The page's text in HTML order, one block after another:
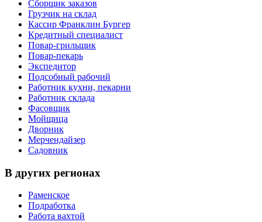
Сборщик заказов
Грузчик на склад
Кассир Франклин Бургер
Кредитный специалист
Повар-грильщик
Повар-пекарь
Экспедитор
Подсобный рабочий
Работник кухни, пекарни
Работник склада
Фасовщик
Мойщица
Дворник
Мерчендайзер
Садовник
В других регионах
Раменское
Подработка
Работа вахтой